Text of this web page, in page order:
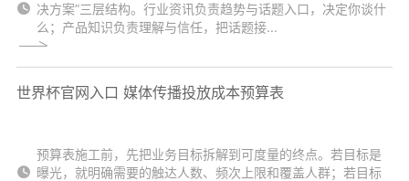
决方案”三层结构。行业资讯负责趋势与话题入口，决定你谈什
么；产品知识负责理解与信任，把话题接...
世界杯官网入口 媒体传播投放成本预算表
预算表施工前，先把业务目标拆解到可度量的终点。若目标是
曝光，就明确需要的触达人数、频次上限和覆盖人群；若目标